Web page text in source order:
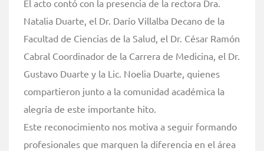
El acto contó con la presencia de la rectora Dra.
Natalia Duarte, el Dr. Darío Villalba Decano de la
Facultad de Ciencias de la Salud, el Dr. César Ramón
Cabral Coordinador de la Carrera de Medicina, el Dr.
Gustavo Duarte y la Lic. Noelia Duarte, quienes
compartieron junto a la comunidad académica la
alegría de este importante hito.
Este reconocimiento nos motiva a seguir formando
profesionales que marquen la diferencia en el área